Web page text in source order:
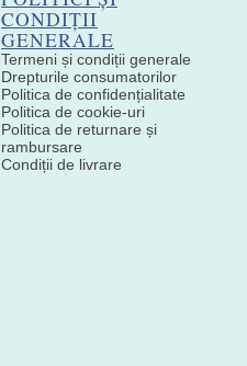
CONDIȚII
GENERALE
Termeni și condiții generale
Drepturile consumatorilor
Politica de confidențialitate
Politica de cookie-uri
Politica de returnare și
rambursare
Condiții de livrare